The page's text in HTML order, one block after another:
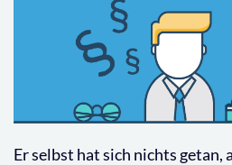
Er selbst hat sich nichts getan,